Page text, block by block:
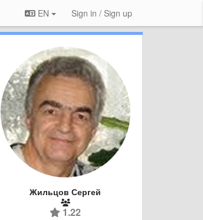
EN Sign in / Sign up
Жильцов Сергей
1.22